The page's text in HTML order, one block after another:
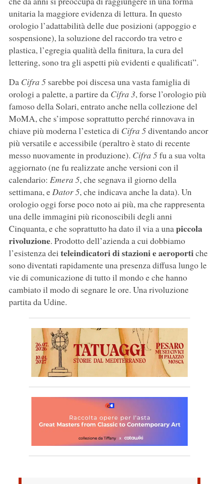
unitaria la maggiore evidenza di lettura. In questo
orologio l’adattabilità delle due posizioni (appoggio e
sospensione), la soluzione del raccordo tra vetro e
plastica, l’egregia qualità della finitura, la cura del
lettering, sono tra gli aspetti più evidenti e qualificati”.
Da Cifra 5 sarebbe poi discesa una vasta famiglia di
orologi a palette, a partire da Cifra 3, forse l’orologio più
famoso della Solari, entrato anche nella collezione del
MoMA, che s’impose soprattutto perché rinnovava in
chiave più moderna l’estetica di Cifra 5diventando ancor
più versatile e accessibile (peraltro è stato di recente
messo nuovamente in produzione). Cifra 5fu a sua volta
aggiornato (ne fu realizzate anche versioni con il
calendario: Emera 5, che segnava il giorno della
settimana, eDator 5, che indicava anche la data). Un
orologio oggi forse poco noto ai più, ma che rappresenta
una delle immagini più riconoscibili degli anni
Cinquanta, e che soprattutto ha dato il via a unapiccola
rivoluzione. Prodotto dell’azienda a cui dobbiamo
l’esistenza dei teleindicatori di stazioni e aeroportiche
sono diventati rapidamente una presenza diffusa lungo le
vie di comunicazione di tutto il mondo e che hanno
cambiato il modo di segnare le ore. Una rivoluzione
partita da Udine.